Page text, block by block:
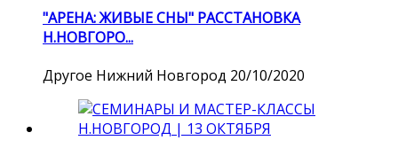
"АРЕНА: ЖИВЫЕ СНЫ" РАССТАНОВКА
Н.НОВГОРО...
Другое Нижний Новгород 20/10/2020